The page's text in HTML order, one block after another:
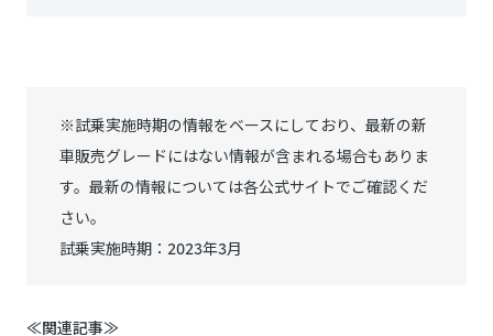
※試乗実施時期の情報をベースにしており、最新の新
車販売グレードにはない情報が含まれる場合もありま
す。最新の情報については各公式サイトでご確認くだ
さい。
試乗実施時期：2023年3月
≪関連記事≫